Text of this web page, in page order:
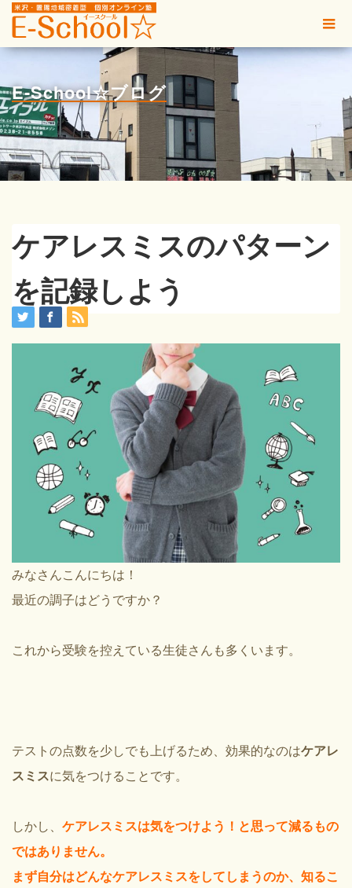
E-School☆ブログ
ケアレスミスのパターン
を記録しよう
みなさんこんにちは！
最近の調子はどうですか？
これから受験を控えている生徒さんも多くいます。
テストの点数を少しでも上げるため、効果的なのはケアレ
スミスに気をつけることです。
しかし、 ケアレスミスは気をつけよう！と思って減るもの
ではありません。
まず自分はどんなケアレスミスをしてしまうのか、知るこ